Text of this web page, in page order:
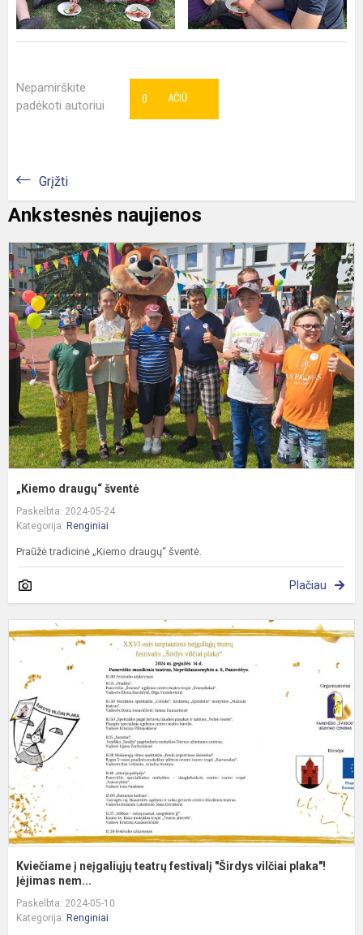
Nepamirškite
padėkoti autoriui
AČIŪ
0
Grįžti
Ankstesnės naujienos
„Kiemo draugų“ šventė
Paskelbta: 2024-05-24
Kategorija: Renginiai
Praūžė tradicinė „Kiemo draugų“ šventė.
Plačiau
Kviečiame į neįgaliųjų teatrų festivalį "Širdys vilčiai plaka"!
Įėjimas nem...
Paskelbta: 2024-05-10
Kategorija: Renginiai